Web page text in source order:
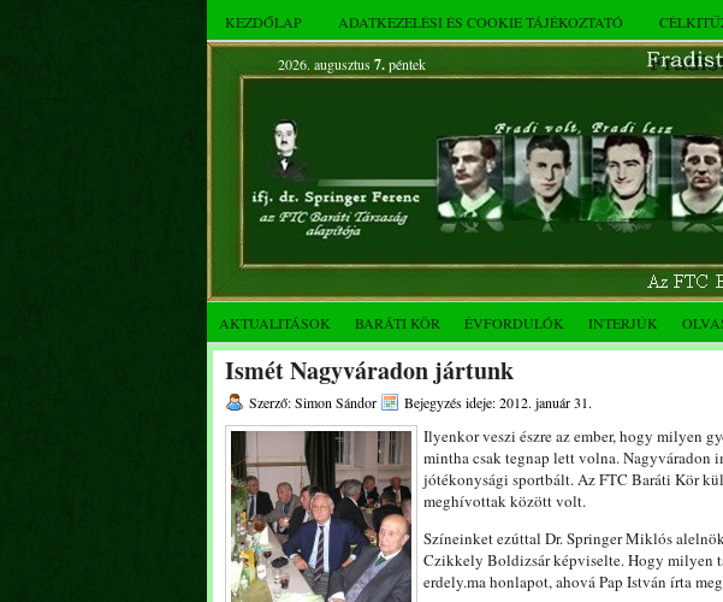
KEZDŐLAP ADATKEZELÉSI ÉS COOKIE TÁJÉKOZTATÓ
2026. augusztus 7.péntek
AKTUALITÁSOK BARÁTI KÖR ÉVFORDULÓK INTERJÚK
Ismét Nagyváradon jártunk
Szerző: Simon Sándor Bejegyzés ideje: 2012. január 31.
Ilyenkor veszi észre az ember, hogy milyen
mintha csak tegnap lett volna. Nagyváradon
jótékonysági sportbált. Az FTC Baráti Kör
meghívottak között volt.
Színeinket ezúttal Dr. Springer Miklós
Czikkely Boldizsár képviselte. Hogy milyen
erdely.ma honlapot, ahová Pap István írta